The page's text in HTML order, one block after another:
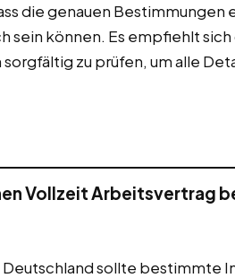
die genauen
können. Es empfiehlt
zu prüfen, um alle
Vollzeit Arbeitsvertrag
sollte bestimmte